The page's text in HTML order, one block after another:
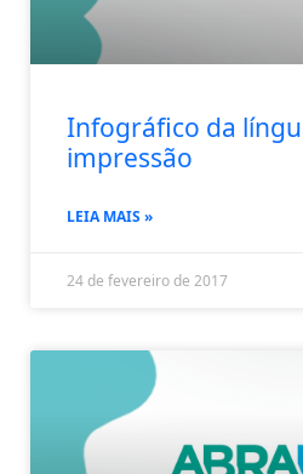
Infográfico da
impressão
LEIA MAIS »
24 de fevereiro de 2017